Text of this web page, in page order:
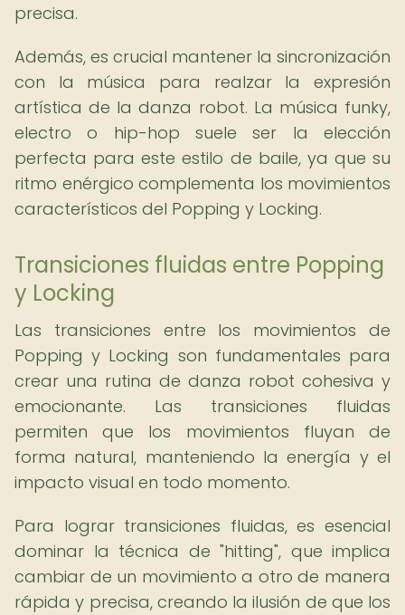
precisa.
Además, es crucial mantener la sincronización
con la música para realzar la expresión
artística de la danza robot. La música funky,
electro o hip-hop suele ser la elección
perfecta para este estilo de baile, ya que su
ritmo enérgico complementa los movimientos
característicos del Popping y Locking.
Transiciones fluidas entre Popping
y Locking
Las transiciones entre los movimientos de
Popping y Locking son fundamentales para
crear una rutina de danza robot cohesiva y
emocionante. Las transiciones fluidas
permiten que los movimientos fluyan de
forma natural, manteniendo la energía y el
impacto visual en todo momento.
Para lograr transiciones fluidas, es esencial
dominar la técnica de "hitting", que implica
cambiar de un movimiento a otro de manera
rápida y precisa, creando la ilusión de que los